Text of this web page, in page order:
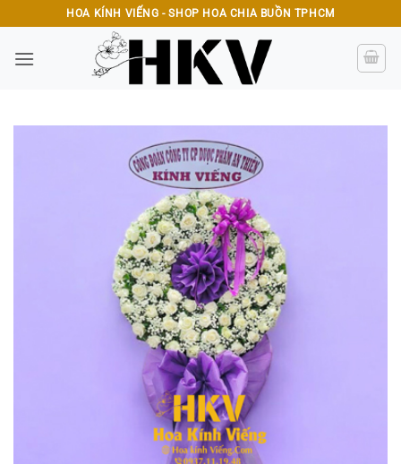
qua
nội
HOA KÍNH VIẾNG - SHOP HOA CHIA BUỒN TPHCM